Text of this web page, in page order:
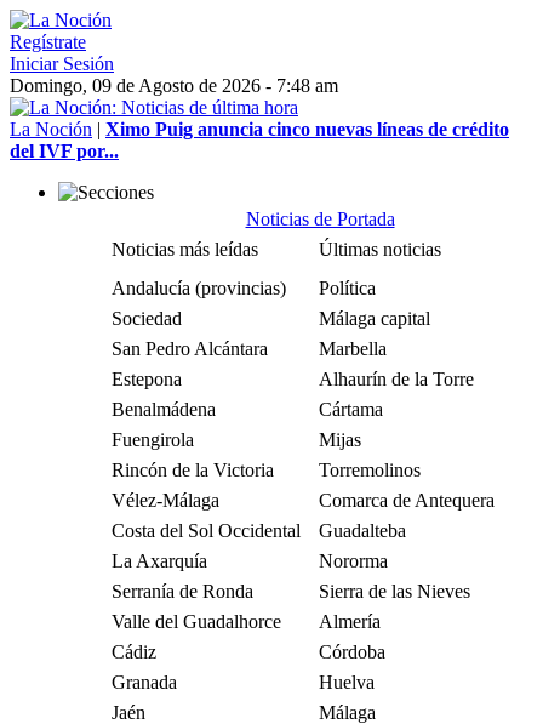
Regístrate
Iniciar Sesión
Domingo, 09 de Agosto de 2026 - 7:48 am
La Noción | Ximo Puig anuncia cinco nuevas líneas de crédito
del IVF por...
Noticias de Portada
Noticias más leídas
Últimas noticias
Andalucía (provincias)
Política
Sociedad
Málaga capital
San Pedro Alcántara
Marbella
Estepona
Alhaurín de la Torre
Benalmádena
Cártama
Fuengirola
Mijas
Rincón de la Victoria
Torremolinos
Vélez-Málaga
Comarca de Antequera
Costa del Sol Occidental
Guadalteba
La Axarquía
Nororma
Serranía de Ronda
Sierra de las Nieves
Valle del Guadalhorce
Almería
Cádiz
Córdoba
Granada
Huelva
Jaén
Málaga